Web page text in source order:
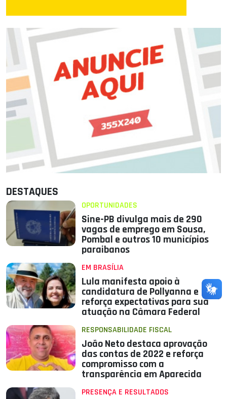
DESTAQUES
OPORTUNIDADES
Sine-PB divulga mais de 290
vagas de emprego em Sousa,
Pombal e outros 10 municípios
paraibanos
EM BRASÍLIA
Lula manifesta apoio à
candidatura de Pollyanna e
reforça expectativas para sua
atuação na Câmara Federal
RESPONSABILIDADE FISCAL
João Neto destaca aprovação
das contas de 2022 e reforça
compromisso com a
transparência em Aparecida
PRESENÇA E RESULTADOS